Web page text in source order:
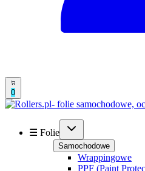
0
☰ Folie
Samochodowe
Wrappingowe
PPF (Paint